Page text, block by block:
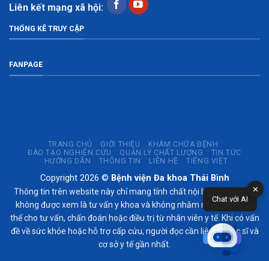
Liên kết mạng xã hội:
THỐNG KÊ TRUY CẬP
FANPAGE
TRANG CHỦ GIỚI THIỆU
KHÁM CHỮA BỆNH
ĐÀO TẠO NGHIÊN CỨU
QUẢN LÝ CHẤT LƯỢNG
TIN TỨC
HƯỚNG DẪN
THÔNG TIN LIÊN HỆ TIẾNG VIỆT
Copyright 2026 © Bệnh viện Đa khoa Thái Bình
Thông tin trên website này chỉ mang tính chất nội bộ tham khảo;
không được xem là tư vấn y khoa và không nhằm mục đích thay
thế cho tư vấn, chẩn đoán hoặc điều trị từ nhân viên y tế. Khi có vấn
đề về sức khỏe hoặc hỗ trợ cấp cứu, người đọc cần liên hệ bác sĩ và
cơ sở y tế gần nhất.
✕
Chat với AI